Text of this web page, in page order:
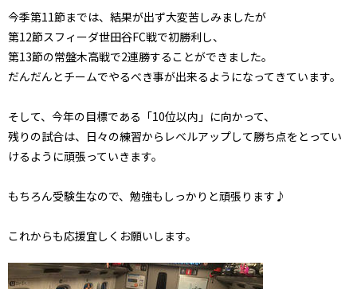
今季第11節までは、結果が出ず大変苦しみましたが
第12節スフィーダ世田谷FC戦で初勝利し、
第13節の常盤木高戦で2連勝することができました。
だんだんとチームでやるべき事が出来るようになってきています。
そして、今年の目標である「10位以内」に向かって、
残りの試合は、日々の練習からレベルアップして勝ち点をとってい
けるように頑張っていきます。
もちろん受験生なので、勉強もしっかりと頑張ります♪
これからも応援宜しくお願いします。